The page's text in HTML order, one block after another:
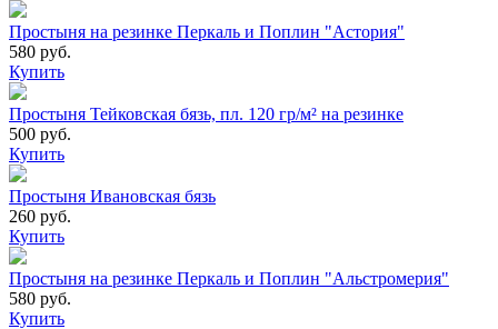
Простыня на резинке Перкаль и Поплин "Астория"
580 руб.
Купить
Простыня Тейковская бязь, пл. 120 гр/м² на резинке
500 руб.
Купить
Простыня Ивановская бязь
260 руб.
Купить
Простыня на резинке Перкаль и Поплин "Альстромерия"
580 руб.
Купить